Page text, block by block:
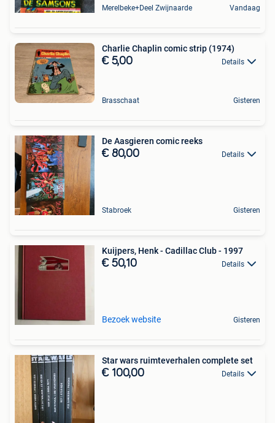
Merelbeke+Deel Zwijnaarde Vandaag
Charlie Chaplin comic strip (1974)
€ 5,00 Details
Brasschaat Gisteren
De Aasgieren comic reeks
€ 80,00 Details
Stabroek Gisteren
Kuijpers, Henk - Cadillac Club - 1997
€ 50,10 Details
Bezoek website Gisteren
Star wars ruimteverhalen complete set
€ 100,00 Details